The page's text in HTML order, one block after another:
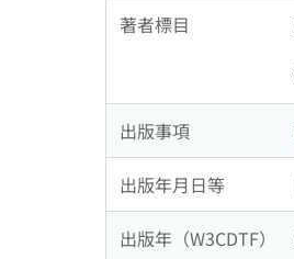
著者標目
出版事項
出版年月日等
出版年（W3CDTF）